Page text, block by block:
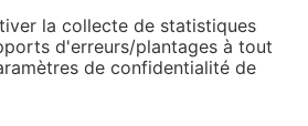
la collecte de statistiques
d'erreurs/plantages à tout
de confidentialité de